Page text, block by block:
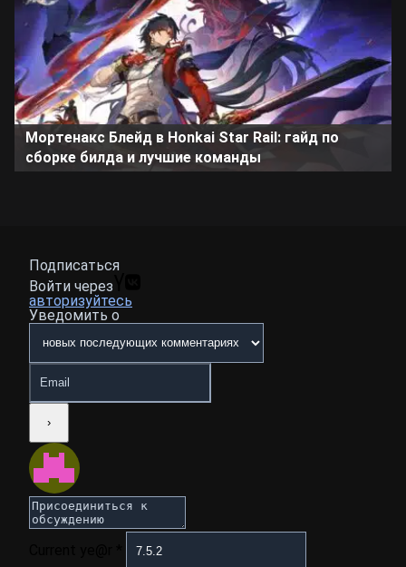
Мортенакс Блейд в Honkai Star Rail: гайд по
сборке билда и лучшие команды
Подписаться
Войти через
авторизуйтесь
Уведомить о